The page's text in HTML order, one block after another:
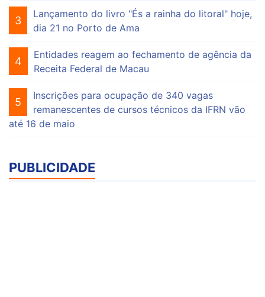
3
Lançamento do livro "És a rainha do litoral" hoje,
dia 21 no Porto de Ama
4
Entidades reagem ao fechamento de agência da
Receita Federal de Macau
5
Inscrições para ocupação de 340 vagas
remanescentes de cursos técnicos da IFRN vão
até 16 de maio
PUBLICIDADE